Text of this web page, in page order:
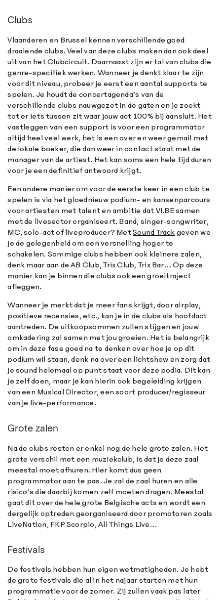
Clubs
Vlaanderen en Brussel kennen verschillende goed
draaiende clubs. Veel van deze clubs maken dan ook deel
uit van het Clubcircuit. Daarnaast zijn er tal van clubs die
genre-specifiek werken. Wanneer je denkt klaar te zijn
voor dit niveau, probeer je eerst een aantal supports te
spelen. Je houdt de concertagenda’s van de
verschillende clubs nauwgezet in de gaten en je zoekt
tot er iets tussen zit waar jouw act 100% bij aansluit. Het
vastleggen van een support is voor een programmator
altijd heel veel werk, het is een over en weer gemail met
de lokale boeker, die dan weer in contact staat met de
manager van de artiest. Het kan soms een hele tijd duren
voor je een definitief antwoord krijgt.
Een andere manier om voor de eerste keer in een club te
spelen is via het gloednieuw podium- en kansenparcours
voor artiesten met talent en ambitie dat VI.BE samen
met de livesector organiseert. Band, singer-songwriter,
MC, solo-act of liveproducer? MetSound Track geven we
je de gelegenheid om een versnelling hoger te
schakelen. Sommige clubs hebben ook kleinere zalen,
denk maar aan de AB Club, Trix Club, Trix Bar… Op deze
manier kan je binnen die clubs ook een groeitraject
afleggen.
Wanneer je merkt dat je meer fans krijgt, door airplay,
positieve recensies, etc., kan je in de clubs als hoofdact
aantreden. De uitkoopsommen zullen stijgen en jouw
omkadering zal samen met jou groeien. Het is belangrijk
om in deze fase goed na te denken over hoe je op dit
podium wil staan, denk na over een lichtshow en zorg dat
je sound helemaal op punt staat voor deze podia. Dit kan
je zelf doen, maar je kan hierin ook begeleiding krijgen
van een Musical Director, een soort producer/regisseur
van je live-performance.
Grote zalen
Na de clubs resten er enkel nog de hele grote zalen. Het
grote verschil met een muziekclub, is dat je deze zaal
meestal moet afhuren. Hier komt dus geen
programmator aan te pas. Je zal de zaal huren en alle
risico’s die daarbij komen zelf moeten dragen. Meestal
gaat dit over de hele grote Belgische acts en wordt een
dergelijk optreden georganiseerd door promotoren zoals
LiveNation, FKP Scorpio, All Things Live…
Festivals
De festivals hebben hun eigen wetmatigheden. Je hebt
de grote festivals die al in het najaar starten met hun
programmatie voor de zomer. Zij zullen vaak pas later